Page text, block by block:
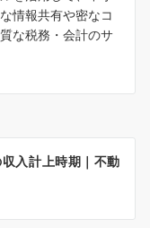
情報共有や密なコ
な税務・会計のサ
入計上時期｜不動